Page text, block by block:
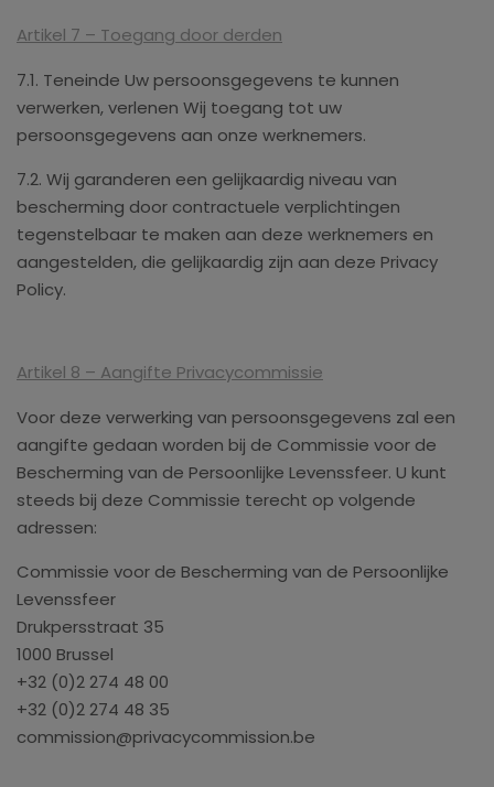
Artikel 7 – Toegang door derden
7.1. Teneinde Uw persoonsgegevens te kunnen
verwerken, verlenen Wij toegang tot uw
persoonsgegevens aan onze werknemers.
7.2. Wij garanderen een gelijkaardig niveau van
bescherming door contractuele verplichtingen
tegenstelbaar te maken aan deze werknemers en
aangestelden, die gelijkaardig zijn aan deze Privacy
Policy.
Artikel 8 – Aangifte Privacycommissie
Voor deze verwerking van persoonsgegevens zal een
aangifte gedaan worden bij de Commissie voor de
Bescherming van de Persoonlijke Levenssfeer. U kunt
steeds bij deze Commissie terecht op volgende
adressen:
Commissie voor de Bescherming van de Persoonlijke
Levenssfeer
Drukpersstraat 35
1000 Brussel
+32 (0)2 274 48 00
+32 (0)2 274 48 35
commission@privacycommission.be